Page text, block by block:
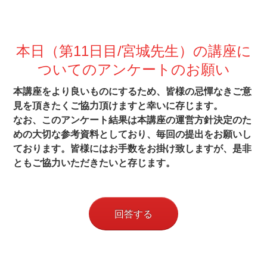
本日（第11日目/宮城先生）の講座に
ついてのアンケートのお願い
本講座をより良いものにするため、皆様の忌憚なきご意
見を頂きたくご協力頂けますと幸いに存じます。
なお、このアンケート結果は本講座の運営方針決定のた
めの大切な参考資料としており、毎回の提出をお願いし
ております。皆様にはお手数をお掛け致しますが、是非
ともご協力いただきたいと存じます。
回答する